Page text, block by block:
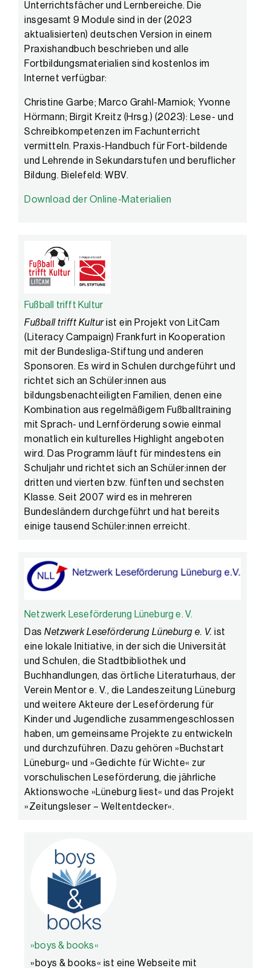
Unterrichtsfächer und Lernbereiche. Die
insgesamt 9 Module sind in der (2023
aktualisierten) deutschen Version in einem
Praxishandbuch beschrieben und alle
Fortbildungsmaterialien sind kostenlos im
Internet verfügbar:
Christine Garbe; Marco Grahl-Marniok; Yvonne
Hörmann; Birgit Kreitz (Hrsg.) (2023): Lese- und
Schreibkompetenzen im Fachunterricht
vermitteln. Praxis-Handbuch für Fort-bildende
und Lehrende in Sekundarstufen und beruflicher
Bildung. Bielefeld: WBV.
Download der Online-Materialien
Fußball trifft Kultur
Fußball trifft Kulturist ein Projekt von LitCam
(Literacy Campaign) Frankfurt in Kooperation
mit der Bundesliga-Stiftung und anderen
Sponsoren. Es wird in Schulen durchgeführt und
richtet sich an Schüler:innen aus
bildungsbenachteiligten Familien, denen eine
Kombination aus regelmäßigem Fußballtraining
mit Sprach- und Lernförderung sowie einmal
monatlich ein kulturelles Highlight angeboten
wird. Das Programm läuft für mindestens ein
Schuljahr und richtet sich an Schüler:innen der
dritten und vierten bzw. fünften und sechsten
Klasse. Seit 2007 wird es in mehreren
Bundesländern durchgeführt und hat bereits
einige tausend Schüler:innen erreicht.
Netzwerk Leseförderung Lüneburg e. V.
Das Netzwerk Leseförderung Lüneburg e. V. ist
eine lokale Initiative, in der sich die Universität
und Schulen, die Stadtbibliothek und
Buchhandlungen, das örtliche Literaturhaus, der
Verein Mentor e. V., die Landeszeitung Lüneburg
und weitere Akteure der Leseförderung für
Kinder und Jugendliche zusammengeschlossen
haben, um gemeinsame Projekte zu entwickeln
und durchzuführen. Dazu gehören »Buchstart
Lüneburg« und »Gedichte für Wichte« zur
vorschulischen Leseförderung, die jährliche
Aktionswoche »Lüneburg liest« und das Projekt
»Zeitungsleser – Weltentdecker«.
»boys & books«
»boys & books« ist eine Webseite mit